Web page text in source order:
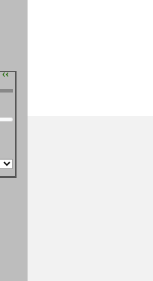
››